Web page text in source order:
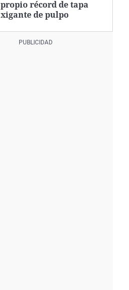
propio récord de tapa
xigante de pulpo